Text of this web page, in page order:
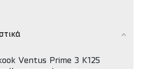
Ventus Prime 3 K125